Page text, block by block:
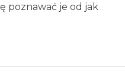
poznawać je od jak